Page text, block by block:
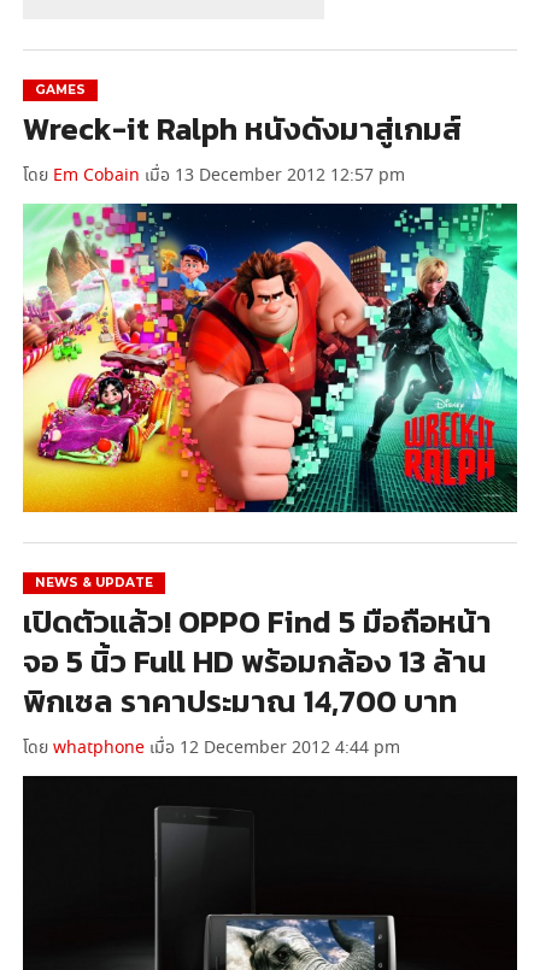
GAMES
Wreck-it Ralph หนังดังมาสู่เกมส์
โดย Em Cobain เมื่อ 13 December 2012 12:57 pm
NEWS & UPDATE
เปิดตัวแล้ว! OPPO Find 5 มือถือหน้า
จอ 5 นิ้ว Full HD พร้อมกล้อง 13 ล้าน
พิกเซล ราคาประมาณ 14,700 บาท
โดยwhatphoneเมื่อ 12 December 2012 4:44 pm